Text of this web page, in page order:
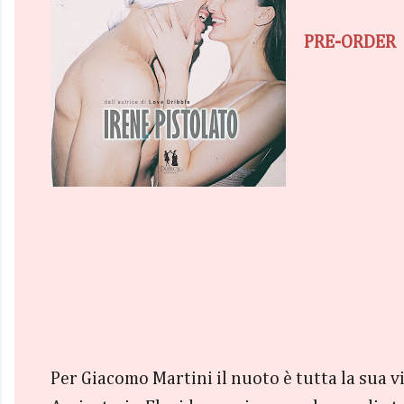
PRE-ORDER
Per Giacomo Martini il nuoto è tutta la sua